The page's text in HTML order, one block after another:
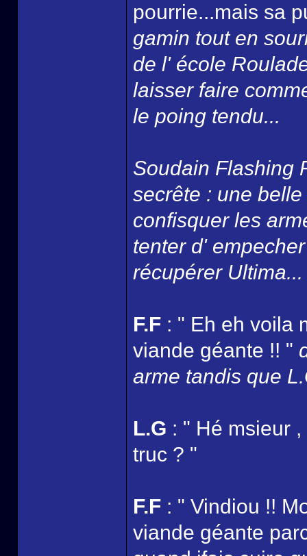
pourrie...mais sa
gamin tout en
de l' école
laisser faire
le poing tendu...
Soudain Flashing
secrête : une
confisquer les
tenter d'
récupérer Ultima...
F.F : " Eh eh voila
viande géante !! "
arme tandis que
L.G : " Hé msieur
truc ? "
F.F : " Vindiou !!
viande géante